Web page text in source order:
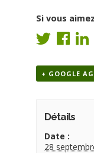
Si vous
+ GOOGLE
Détails
Date :
28